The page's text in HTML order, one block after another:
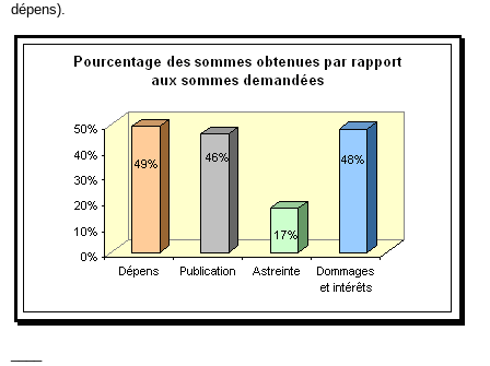
dépens).